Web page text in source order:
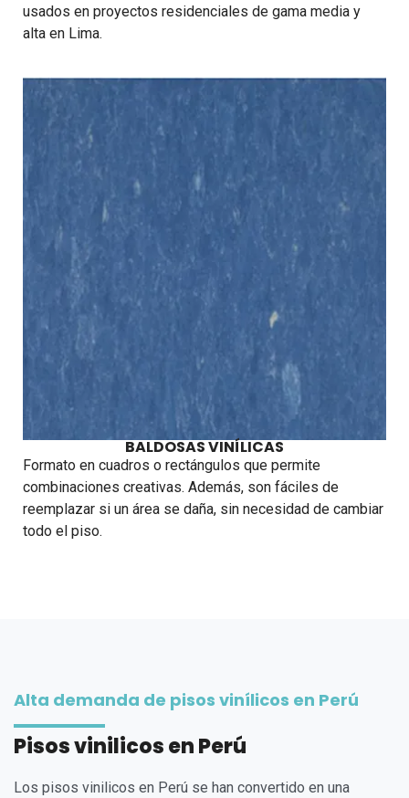
usados en proyectos residenciales de gama media y
alta en Lima.
BALDOSAS VINÍLICAS
Formato en cuadros o rectángulos que permite
combinaciones creativas. Además, son fáciles de
reemplazar si un área se daña, sin necesidad de cambiar
todo el piso.
Alta demanda de pisos vinílicos en Perú
Pisos vinilicos en Perú
Los pisos vinilicos en Perú se han convertido en una